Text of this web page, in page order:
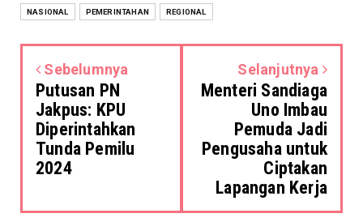
NASIONAL PEMERINTAHAN REGIONAL
Sebelumnya
Putusan PN
Jakpus: KPU
Diperintahkan
Tunda Pemilu
2024
Selanjutnya
Menteri Sandiaga
Uno Imbau
Pemuda Jadi
Pengusaha untuk
Ciptakan
Lapangan Kerja